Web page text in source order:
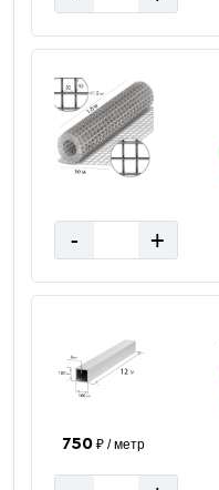
- +
750₽ / метр